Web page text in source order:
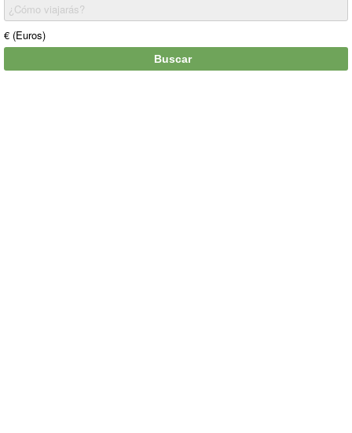
¿Cómo viajarás?
€ (Euros)
Buscar